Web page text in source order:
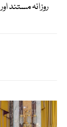
روزانہ